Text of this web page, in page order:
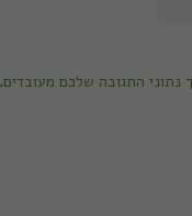
נתוני התגובה שלכם מעובדים.